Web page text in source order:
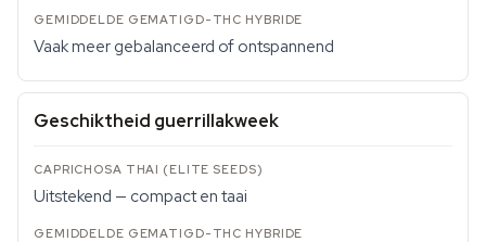
Vaak meer gebalanceerd of ontspannend
Geschiktheid guerrillakweek
Uitstekend — compact en taai